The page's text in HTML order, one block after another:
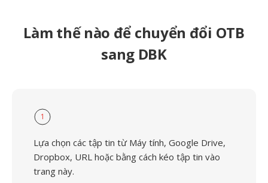
Làm thế nào để chuyển đổi OTB
sang DBK
1
Lựa chọn các tập tin từ Máy tính, Google Drive,
Dropbox, URL hoặc bằng cách kéo tập tin vào
trang này.